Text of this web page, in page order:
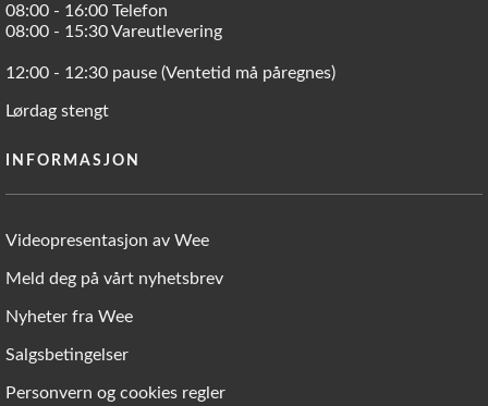
08:00 - 16:00 Telefon
08:00 - 15:30 Vareutlevering
12:00 - 12:30 pause (Ventetid må påregnes)
Lørdag stengt
INFORMASJON
Videopresentasjon av Wee
Meld deg på vårt nyhetsbrev
Nyheter fra Wee
Salgsbetingelser
Personvern og cookies regler